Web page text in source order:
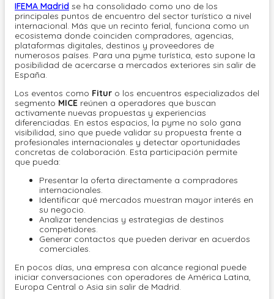
IFEMA Madrid se ha consolidado como uno de los
principales puntos de encuentro del sector turístico a nivel
internacional. Más que un recinto ferial, funciona como un
ecosistema donde coinciden compradores, agencias,
plataformas digitales, destinos y proveedores de
numerosos países. Para una pyme turística, esto supone la
posibilidad de acercarse a mercados exteriores sin salir de
España.
Los eventos como Fitur o los encuentros especializados del
segmento MICE reúnen a operadores que buscan
activamente nuevas propuestas y experiencias
diferenciadas. En estos espacios, la pyme no solo gana
visibilidad, sino que puede validar su propuesta frente a
profesionales internacionales y detectar oportunidades
concretas de colaboración. Esta participación permite
que pueda:
Presentar la oferta directamente a compradores
internacionales.
Identificar qué mercados muestran mayor interés en
su negocio.
Analizar tendencias y estrategias de destinos
competidores.
Generar contactos que pueden derivar en acuerdos
comerciales.
En pocos días, una empresa con alcance regional puede
iniciar conversaciones con operadores de América Latina,
Europa Central o Asia sin salir de Madrid.